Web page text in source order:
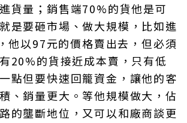
貨量；銷售端70%的貨他是可
是要砸市場、做大規模，比如進
他以97元的價格賣出去，但必須
20%的貨接近成本賣，只有低
點但要快速回籠資金，讓他的客
、銷量更大。等他規模做大，佔
的壟斷地位，又可以和廠商談更